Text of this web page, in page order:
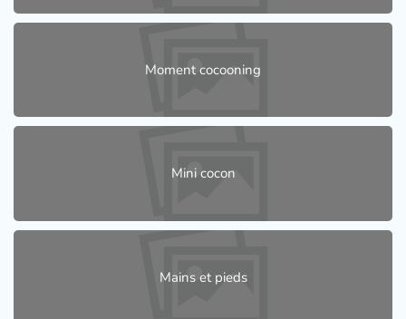
Moment cocooning
Mini cocon
Mains et pieds